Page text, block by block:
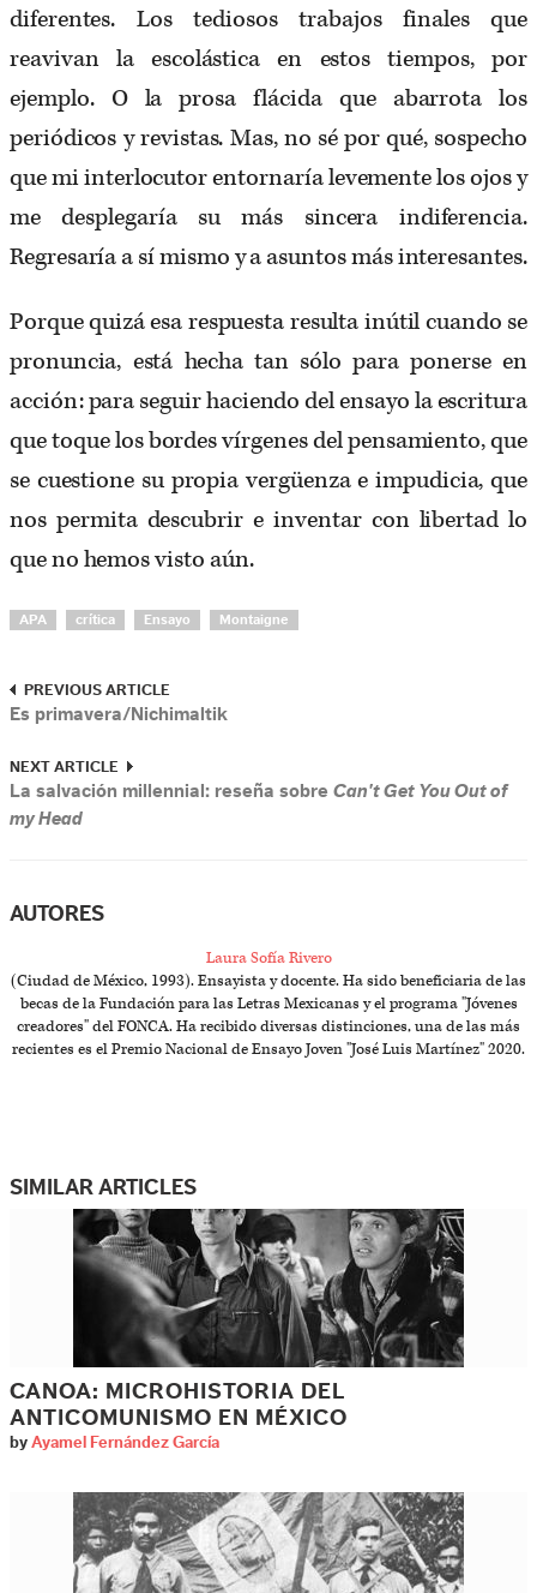
diferentes. Los tediosos trabajos finales que
reavivan la escolástica en estos tiempos, por
ejemplo. O la prosa flácida que abarrota los
periódicos y revistas. Mas, no sé por qué, sospecho
que mi interlocutor entornaría levemente los ojos y
me desplegaría su más sincera indiferencia.
Regresaría a sí mismo y a asuntos más interesantes.
Porque quizá esa respuesta resulta inútil cuando se
pronuncia, está hecha tan sólo para ponerse en
acción: para seguir haciendo del ensayo la escritura
que toque los bordes vírgenes del pensamiento, que
se cuestione su propia vergüenza e impudicia, que
nos permita descubrir e inventar con libertad lo
que no hemos visto aún.
APA crítica Ensayo Montaigne
PREVIOUS ARTICLE
Es primavera/Nichimaltik
NEXT ARTICLE
La salvación millennial: reseña sobre Can't Get You Out of
my Head
AUTORES
Laura Sofía Rivero
(Ciudad de México, 1993). Ensayista y docente. Ha sido beneficiaria de las
becas de la Fundación para las Letras Mexicanas y el programa "Jóvenes
creadores" del FONCA. Ha recibido diversas distinciones, una de las más
recientes es el Premio Nacional de Ensayo Joven "José Luis Martínez" 2020.
SIMILAR ARTICLES
CANOA: MICROHISTORIA DEL
ANTICOMUNISMO EN MÉXICO
by Ayamel Fernández García